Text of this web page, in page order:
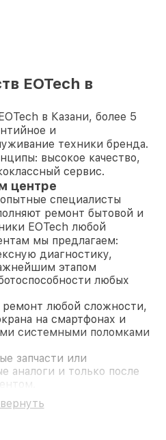
EOTech в
в Казани, более 5
и
техники бренда.
высокое качество,
сервис.
центре
специалисты
ремонт бытовой и
EOTech любой
мы предлагаем:
диагностику,
этапом
любых
ремонт любой сложности,
на смартфонах и
системными поломками
запчасти или
аналоги и только после
комплектующие
гарантия. В случае